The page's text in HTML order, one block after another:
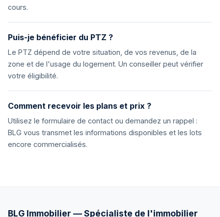
cours.
Puis-je bénéficier du PTZ ?
Le PTZ dépend de votre situation, de vos revenus, de la
zone et de l'usage du logement. Un conseiller peut vérifier
votre éligibilité.
Comment recevoir les plans et prix ?
Utilisez le formulaire de contact ou demandez un rappel :
BLG vous transmet les informations disponibles et les lots
encore commercialisés.
BLG Immobilier — Spécialiste de l'immobilier